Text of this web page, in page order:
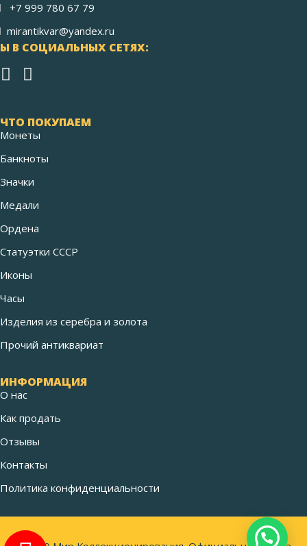
+7 999 780 67 79
mirantikvar@yandex.ru
В СОЦИАЛЬНЫХ СЕТЯХ:
ЧТО ПОКУПАЕМ
Монеты
Банкноты
Значки
Медали
Ордена
Статуэтки СССР
Иконы
Часы
Изделия из серебра и золота
Прочий антиквариат
ИНФОРМАЦИЯ
О нас
Как продать
Отзывы
Контакты
Политика конфиденциальности